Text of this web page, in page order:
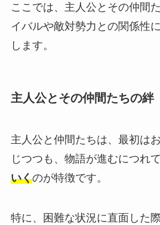
ここでは、主人公とその仲間
イバルや敵対勢力との関係性
します。
主人公とその仲間たちの絆
主人公と仲間たちは、最初は
じつつも、物語が進むにつれて
いくのが特徴です。
特に、困難な状況に直面した